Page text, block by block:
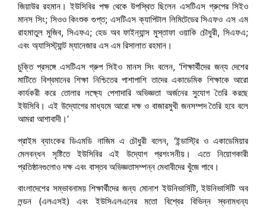
জিয়াউর রহমান। ইউসিবির পক্ষ থেকে উপস্থিত ছিলেন এসটিএস গ্রুপের সিইও
মানস সিং; সিওও কিংশুক গুপ্ত; এসটিএস ক্যাপিটাল লিমিটেডের সিএফও এস এম
রাহমাতুল মুজিব, সিএফএ; হেড অব ফাইন্যান্স মুস্তাফা ওয়াকি চৌধুরী, সিএফএ;
এবং অ্যাসিস্ট্যান্ট ম্যানেজার এস এম রিসালাত রহমান।
চুক্তি প্রসঙ্গে এসটিএস গ্রুপ সিইও মানস সিং বলেন, ‘শিক্ষার্থীদের জন্য দেশের
মাটিতে বিশ্বমানের শিক্ষা নিশ্চিতের পাশাপাশি তাদের একাডেমিক শিক্ষাকে আরো
কার্যকরী করে তোলার লক্ষ্যে পেশাদারি অভিজ্ঞতা অর্জনের সুযোগ তৈরি করছে
ইউসিবি। এই উদ্যোগের মাধ্যমে আরো দক্ষ ও বাজারমুখী জনসম্পদ তৈরি হবে বলে
আমরা আশাবাদী।’
প্রাইম ব্যাংকের ডিএমডি নাজিম এ চৌধুরী বলেন, ‘ইন্ডাস্ট্রি ও একাডেমিয়ার
মেলবন্ধন সৃষ্টিতে ইউসিবির এই উদ্যোগ প্রশংসনীয়। এতে নিয়োগকারী
প্রতিষ্ঠানগুলোও দক্ষ এবং বাস্তব অভিজ্ঞতাসম্পন্ন মেধাবীদের খুঁজে পাবে।
বাংলাদেশের সম্ভাবনাময় শিক্ষার্থীদের জন্য মোনাশ ইউনিভার্সিটি, ইউনিভার্সিটি অব
লন্ডন (এলএসই) এবং ইউসিএলএনের মতো বিশ্বের বিভিন্ন স্বনামধন্য